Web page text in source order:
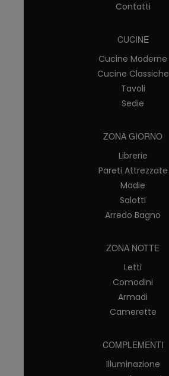
Contatti
CUCINE
Cucine Moderne
Cucine Classiche
Tavoli
Sedie
ZONA GIORNO
Librerie
Pareti Attrezzate
Madie
Salotti
Arredo Bagno
ZONA NOTTE
Letti
Comodini
Armadi
Camerette
COMPLEMENTI
Illuminazione